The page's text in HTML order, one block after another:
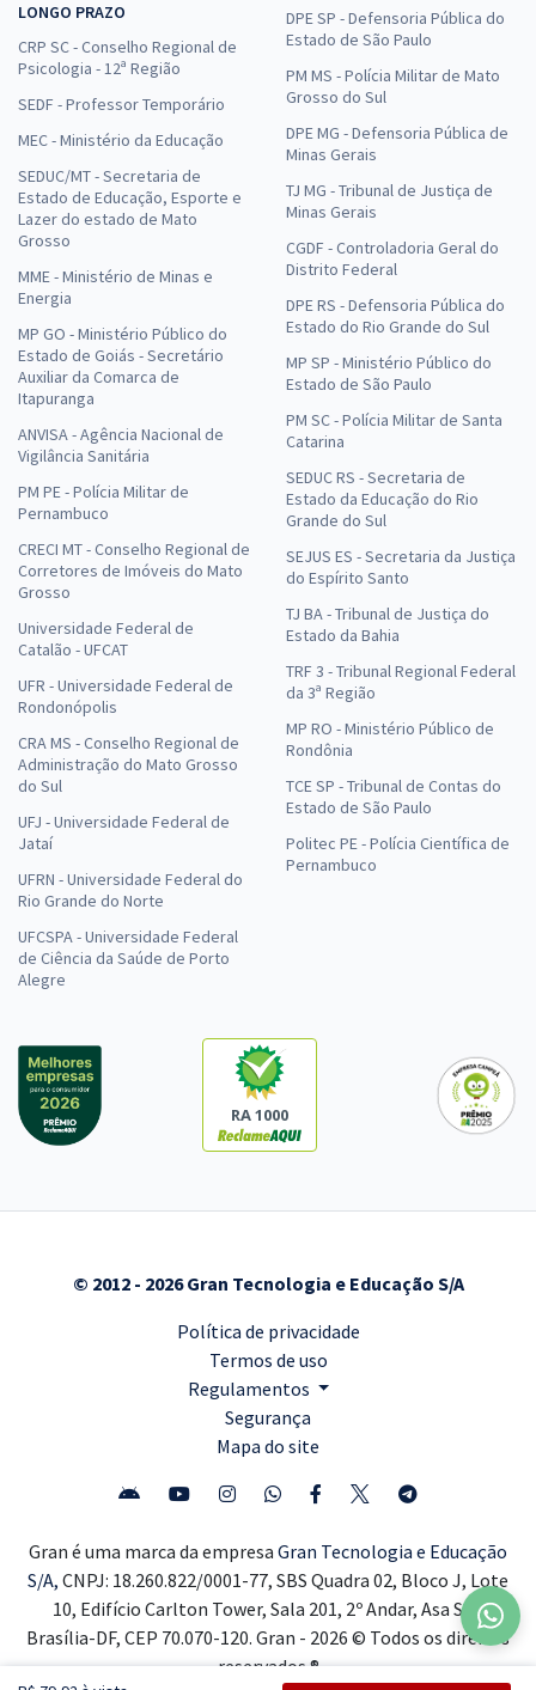
LONGO PRAZO
CRP SC - Conselho Regional de
Psicologia - 12ª Região
SEDF - Professor Temporário
MEC - Ministério da Educação
SEDUC/MT - Secretaria de
Estado de Educação, Esporte e
Lazer do estado de Mato
Grosso
MME - Ministério de Minas e
Energia
MP GO - Ministério Público do
Estado de Goiás - Secretário
Auxiliar da Comarca de
Itapuranga
ANVISA - Agência Nacional de
Vigilância Sanitária
PM PE - Polícia Militar de
Pernambuco
CRECI MT - Conselho Regional de
Corretores de Imóveis do Mato
Grosso
Universidade Federal de
Catalão - UFCAT
UFR - Universidade Federal de
Rondonópolis
CRA MS - Conselho Regional de
Administração do Mato Grosso
do Sul
UFJ - Universidade Federal de
Jataí
UFRN - Universidade Federal do
Rio Grande do Norte
UFCSPA - Universidade Federal
de Ciência da Saúde de Porto
Alegre
DPE SP - Defensoria Pública do
Estado de São Paulo
PM MS - Polícia Militar de Mato
Grosso do Sul
DPE MG - Defensoria Pública de
Minas Gerais
TJ MG - Tribunal de Justiça de
Minas Gerais
CGDF - Controladoria Geral do
Distrito Federal
DPE RS - Defensoria Pública do
Estado do Rio Grande do Sul
MP SP - Ministério Público do
Estado de São Paulo
PM SC - Polícia Militar de Santa
Catarina
SEDUC RS - Secretaria de
Estado da Educação do Rio
Grande do Sul
SEJUS ES - Secretaria da Justiça
do Espírito Santo
TJ BA - Tribunal de Justiça do
Estado da Bahia
TRF 3 - Tribunal Regional Federal
da 3ª Região
MP RO - Ministério Público de
Rondônia
TCE SP - Tribunal de Contas do
Estado de São Paulo
Politec PE - Polícia Científica de
Pernambuco
RA 1000
© 2012 - 2026 Gran Tecnologia e Educação S/A
Política de privacidade
Termos de uso
Regulamentos
Segurança
Mapa do site
Gran é uma marca da empresa Gran Tecnologia e Educação
S/A, CNPJ: 18.260.822/0001-77, SBS Quadra 02, Bloco J, Lote
10, Edifício Carlton Tower, Sala 201, 2º Andar, Asa Sul,
Brasília-DF, CEP 70.070-120. Gran - 2026 © Todos os direitos
reservados ®